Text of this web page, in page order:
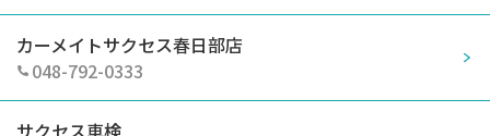
カーメイトサクセス春日部店
048-792-0333
サクセス車検